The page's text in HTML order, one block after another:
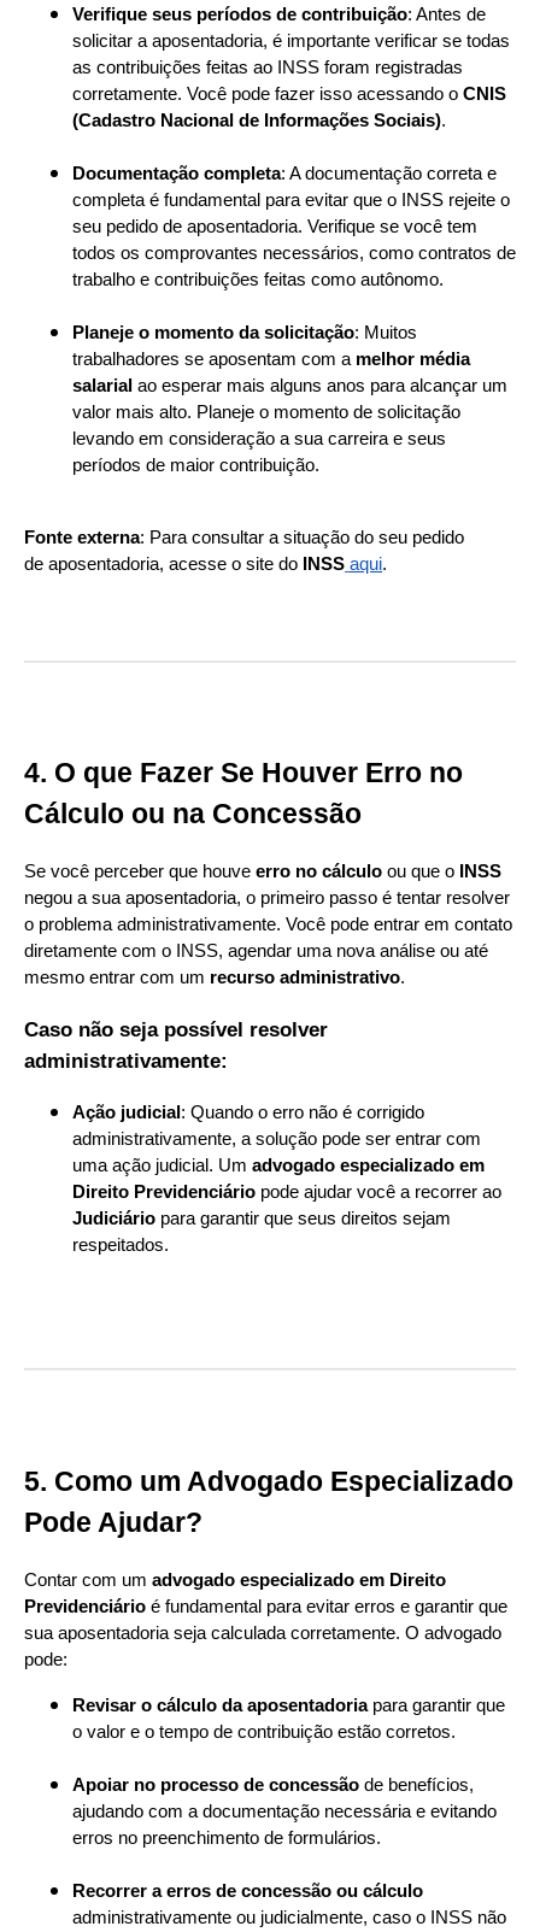
Verifique seus períodos de contribuição: Antes de
solicitar a aposentadoria, é importante verificar se todas
as contribuições feitas ao INSS foram registradas
corretamente. Você pode fazer isso acessando o CNIS
(Cadastro Nacional de Informações Sociais).
Documentação completa: A documentação correta e
completa é fundamental para evitar que o INSS rejeite o
seu pedido de aposentadoria. Verifique se você tem
todos os comprovantes necessários, como contratos de
trabalho e contribuições feitas como autônomo.
Planeje o momento da solicitação: Muitos
trabalhadores se aposentam com a melhor média
salarial ao esperar mais alguns anos para alcançar um
valor mais alto. Planeje o momento de solicitação
levando em consideração a sua carreira e seus
períodos de maior contribuição.
Fonte externa: Para consultar a situação do seu pedido
de aposentadoria, acesse o site do INSS aqui.
4. O que Fazer Se Houver Erro no
Cálculo ou na Concessão
Se você perceber que houve erro no cálculo ou que o
INSS
negou a sua aposentadoria, o primeiro passo é tentar resolver
o problema administrativamente. Você pode entrar em contato
diretamente com o INSS, agendar uma nova análise ou até
mesmo entrar com um recurso administrativo.
Caso não seja possível resolver
administrativamente:
Ação judicial : Quando o erro não é corrigido
administrativamente, a solução pode ser entrar com
uma ação judicial. Um advogado especializado em
Direito Previdenciário pode ajudar você a recorrer ao
Judiciário para garantir que seus direitos sejam
respeitados.
5. Como um Advogado Especializado
Pode Ajudar?
Contar com um advogado especializado em Direito
Previdenciário é fundamental para evitar erros e garantir que
sua aposentadoria seja calculada corretamente. O advogado
pode:
Revisar o cálculo da aposentadoriapara garantir que
o valor e o tempo de contribuição estão corretos.
Apoiar no processo de concessão de benefícios,
ajudando com a documentação necessária e evitando
erros no preenchimento de formulários.
Recorrer a erros de concessão ou cálculo
administrativamente ou judicialmente, caso o INSS não